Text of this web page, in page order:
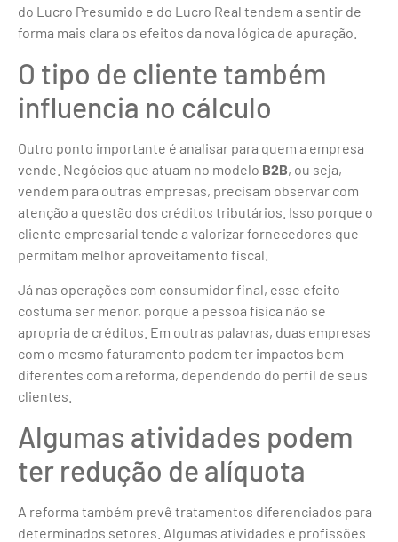
do Lucro Presumido e do Lucro Real tendem a sentir de
forma mais clara os efeitos da nova lógica de apuração.
O tipo de cliente também
influencia no cálculo
Outro ponto importante é analisar para quem a empresa
vende. Negócios que atuam no modelo B2B, ou seja,
vendem para outras empresas, precisam observar com
atenção a questão dos créditos tributários. Isso porque o
cliente empresarial tende a valorizar fornecedores que
permitam melhor aproveitamento fiscal.
Já nas operações com consumidor final, esse efeito
costuma ser menor, porque a pessoa física não se
apropria de créditos. Em outras palavras, duas empresas
com o mesmo faturamento podem ter impactos bem
diferentes com a reforma, dependendo do perfil de seus
clientes.
Algumas atividades podem
ter redução de alíquota
A reforma também prevê tratamentos diferenciados para
determinados setores. Algumas atividades e profissões